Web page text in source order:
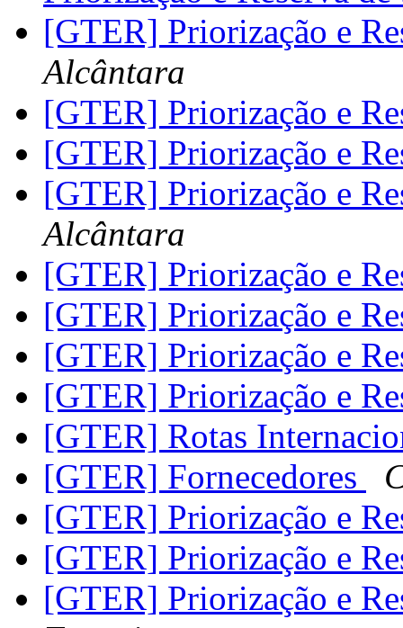
[GTER] Priorização e
Alcântara
[GTER] Priorização e
[GTER] Priorização e
[GTER] Priorização e
Alcântara
[GTER] Priorização e
[GTER] Priorização e
[GTER] Priorização e
[GTER] Priorização e
[GTER] Rotas
[GTER] Fornecedores
[GTER] Priorização e
[GTER] Priorização e
[GTER] Priorização e